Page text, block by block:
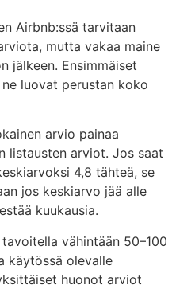
Airbnb:ssä tarvitaan
mutta vakaa maine
jälkeen. Ensimmäiset
luovat perustan koko
arvio painaa
listausten arviot. Jos saat
4,8 tähteä, se
jos keskiarvo jää alle
kuukausia.
vähintään 50–100
käytössä olevalle
huonot arviot